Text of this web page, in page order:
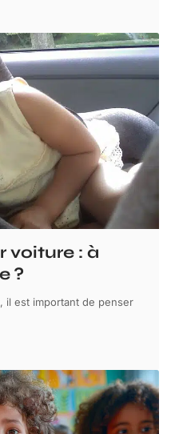
voiture : à
?
il est important de penser